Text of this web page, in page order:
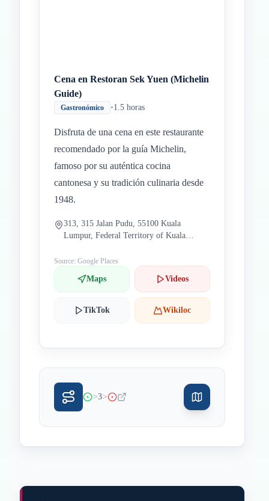
Cena en Restoran Sek Yuen (Michelin
Guide)
Gastronómico •1.5 horas
Disfruta de una cena en este restaurante
recomendado por la guía Michelin,
famoso por su auténtica cocina
cantonesa y su tradición culinaria desde
1948.
313, 315 Jalan Pudu, 55100 Kuala
Lumpur, Federal Territory of Kuala
Source: Google Places
Maps Videos
TikTok Wikiloc
>3>